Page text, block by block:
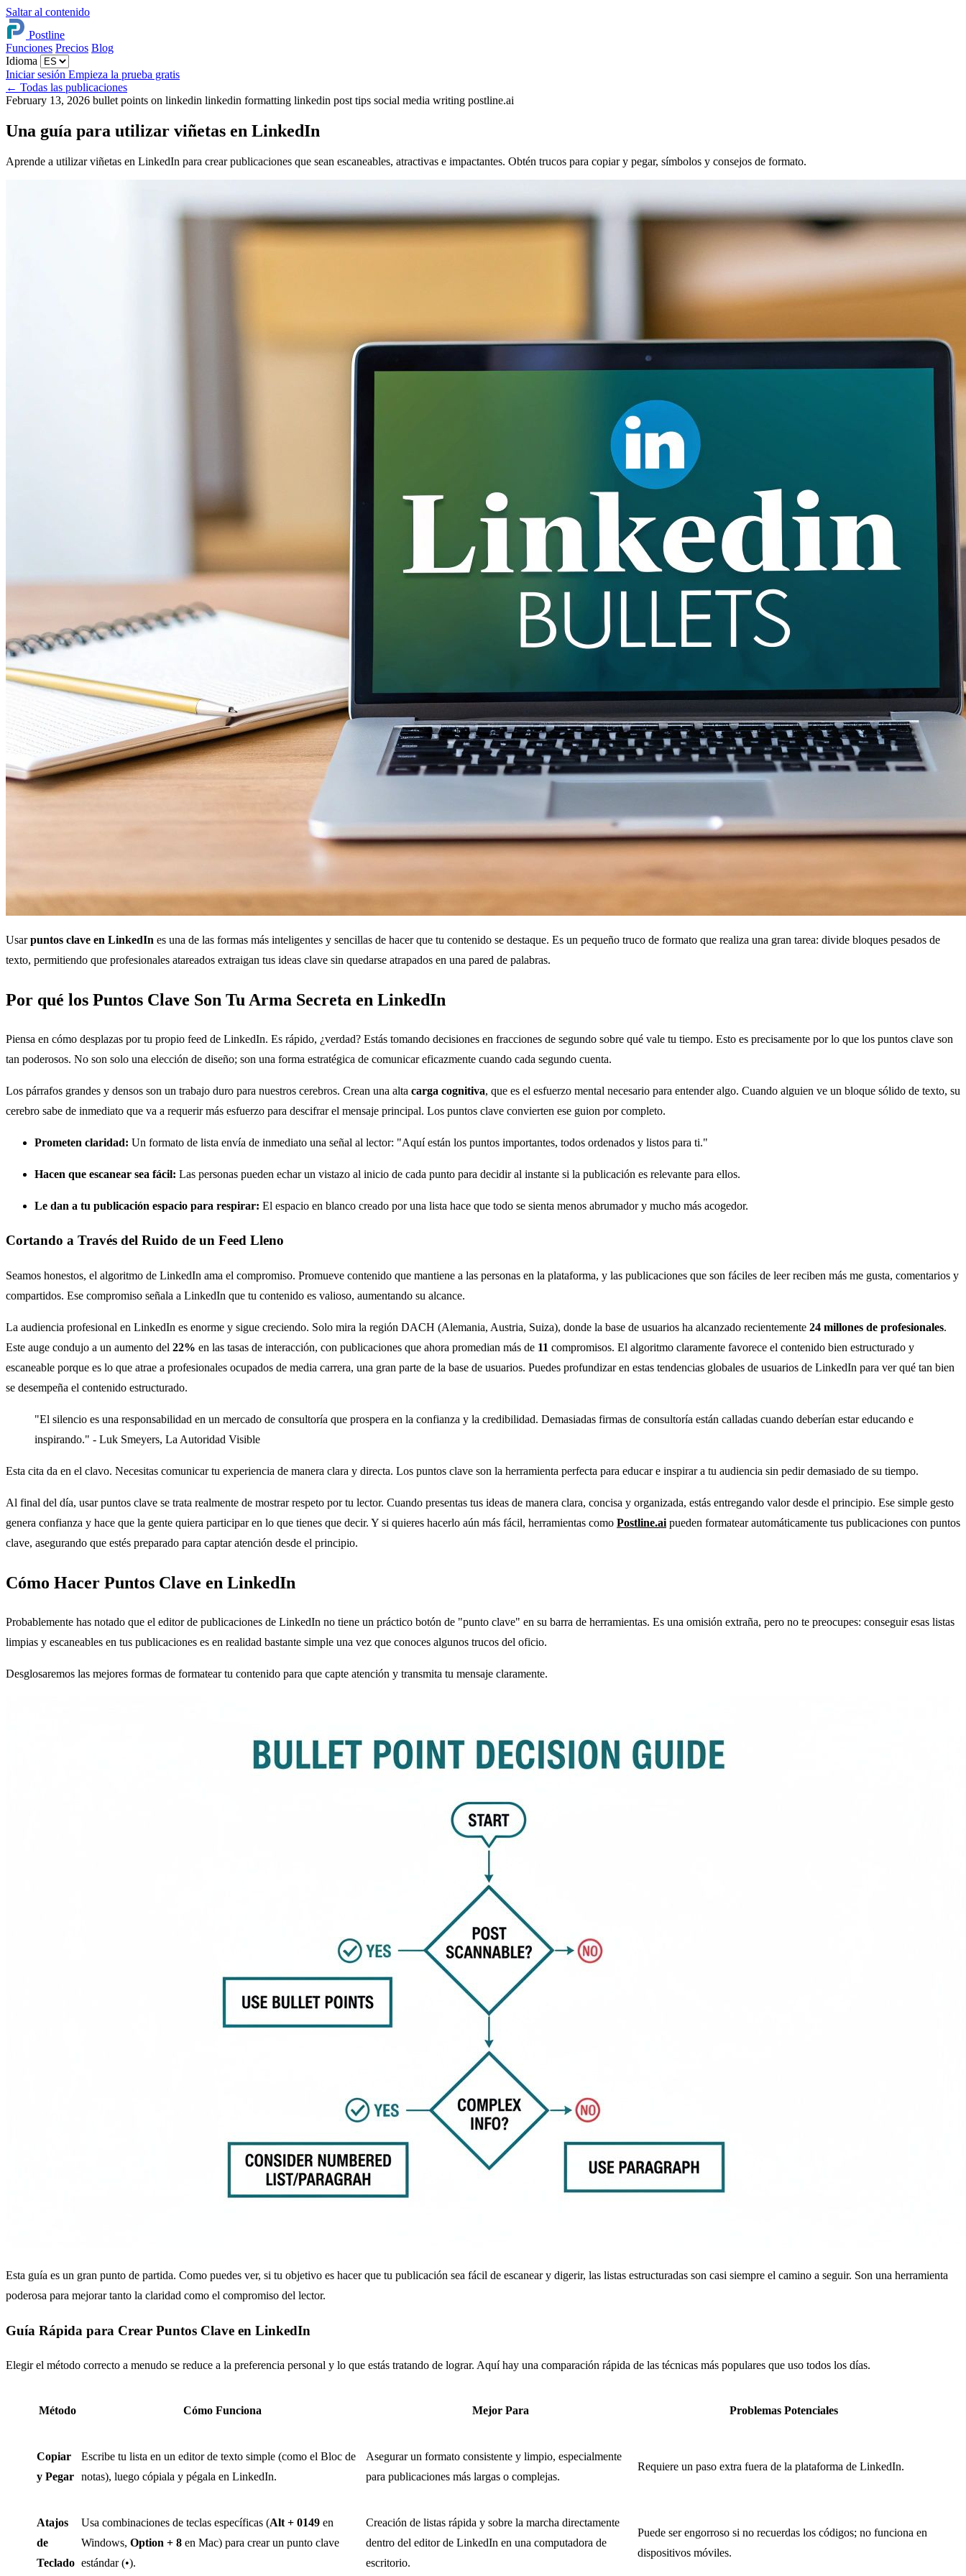
Saltar al contenido
Postline
Funciones Precios Blog
Idioma
Iniciar sesión Empieza la prueba gratis
← Todas las publicaciones
February 13, 2026 bullet points on linkedin linkedin formatting linkedin post tips social media writing postline.ai
Una guía para utilizar viñetas en LinkedIn
Aprende a utilizar viñetas en LinkedIn para crear publicaciones que sean escaneables, atractivas e impactantes. Obtén trucos para copiar y pegar, símbolos y consejos de formato.
Usarpuntos clave en LinkedIn es una de las formas más inteligentes y sencillas de hacer que tu contenido se destaque. Es un pequeño truco de formato que realiza una gran tarea: divide bloques pesados de
texto, permitiendo que profesionales atareados extraigan tus ideas clave sin quedarse atrapados en una pared de palabras.
Por qué los Puntos Clave Son Tu Arma Secreta en LinkedIn
Piensa en cómo desplazas por tu propio feed de LinkedIn. Es rápido, ¿verdad? Estás tomando decisiones en fracciones de segundo sobre qué vale tu tiempo. Esto es precisamente por lo que los puntos clave son
tan poderosos. No son solo una elección de diseño; son una forma estratégica de comunicar eficazmente cuando cada segundo cuenta.
Los párrafos grandes y densos son un trabajo duro para nuestros cerebros. Crean una alta carga cognitiva, que es el esfuerzo mental necesario para entender algo. Cuando alguien ve un bloque sólido de texto, su
cerebro sabe de inmediato que va a requerir más esfuerzo para descifrar el mensaje principal. Los puntos clave convierten ese guion por completo.
Prometen claridad: Un formato de lista envía de inmediato una señal al lector: "Aquí están los puntos importantes, todos ordenados y listos para ti."
Hacen que escanear sea fácil: Las personas pueden echar un vistazo al inicio de cada punto para decidir al instante si la publicación es relevante para ellos.
Le dan a tu publicación espacio para respirar: El espacio en blanco creado por una lista hace que todo se sienta menos abrumador y mucho más acogedor.
Cortando a Través del Ruido de un Feed Lleno
Seamos honestos, el algoritmo de LinkedIn ama el compromiso. Promueve contenido que mantiene a las personas en la plataforma, y las publicaciones que son fáciles de leer reciben más me gusta, comentarios y
compartidos. Ese compromiso señala a LinkedIn que tu contenido es valioso, aumentando su alcance.
La audiencia profesional en LinkedIn es enorme y sigue creciendo. Solo mira la región DACH (Alemania, Austria, Suiza), donde la base de usuarios ha alcanzado recientemente 24 millones de profesionales.
Este auge condujo a un aumento del 22% en las tasas de interacción, con publicaciones que ahora promedian más de 11 compromisos. El algoritmo claramente favorece el contenido bien estructurado y
escaneable porque es lo que atrae a profesionales ocupados de media carrera, una gran parte de la base de usuarios. Puedes profundizar en estas tendencias globales de usuarios de LinkedIn para ver qué tan bien
se desempeña el contenido estructurado.
"El silencio es una responsabilidad en un mercado de consultoría que prospera en la confianza y la credibilidad. Demasiadas firmas de consultoría están calladas cuando deberían estar educando e
inspirando." - Luk Smeyers, La Autoridad Visible
Esta cita da en el clavo. Necesitas comunicar tu experiencia de manera clara y directa. Los puntos clave son la herramienta perfecta para educar e inspirar a tu audiencia sin pedir demasiado de su tiempo.
Al final del día, usar puntos clave se trata realmente de mostrar respeto por tu lector. Cuando presentas tus ideas de manera clara, concisa y organizada, estás entregando valor desde el principio. Ese simple gesto
genera confianza y hace que la gente quiera participar en lo que tienes que decir. Y si quieres hacerlo aún más fácil, herramientas como Postline.ai pueden formatear automáticamente tus publicaciones con puntos
clave, asegurando que estés preparado para captar atención desde el principio.
Cómo Hacer Puntos Clave en LinkedIn
Probablemente has notado que el editor de publicaciones de LinkedIn no tiene un práctico botón de "punto clave" en su barra de herramientas. Es una omisión extraña, pero no te preocupes: conseguir esas listas
limpias y escaneables en tus publicaciones es en realidad bastante simple una vez que conoces algunos trucos del oficio.
Desglosaremos las mejores formas de formatear tu contenido para que capte atención y transmita tu mensaje claramente.
Esta guía es un gran punto de partida. Como puedes ver, si tu objetivo es hacer que tu publicación sea fácil de escanear y digerir, las listas estructuradas son casi siempre el camino a seguir. Son una herramienta
poderosa para mejorar tanto la claridad como el compromiso del lector.
Guía Rápida para Crear Puntos Clave en LinkedIn
Elegir el método correcto a menudo se reduce a la preferencia personal y lo que estás tratando de lograr. Aquí hay una comparación rápida de las técnicas más populares que uso todos los días.
Método Cómo Funciona Mejor Para Problemas Potenciales
Copiar
y Pegar
Escribe tu lista en un editor de texto simple (como el Bloc de
notas), luego cópiala y pégala en LinkedIn.
Asegurar un formato consistente y limpio, especialmente
para publicaciones más largas o complejas.
Requiere un paso extra fuera de la plataforma de LinkedIn.
Atajos
de
Teclado
Usa combinaciones de teclas específicas (Alt + 0149 en
Windows, Option + 8 en Mac) para crear un punto clave
estándar (•).
Creación de listas rápida y sobre la marcha directamente
dentro del editor de LinkedIn en una computadora de
escritorio.
Puede ser engorroso si no recuerdas los códigos; no funciona en
dispositivos móviles.